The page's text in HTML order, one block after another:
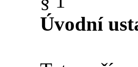
Úvodní